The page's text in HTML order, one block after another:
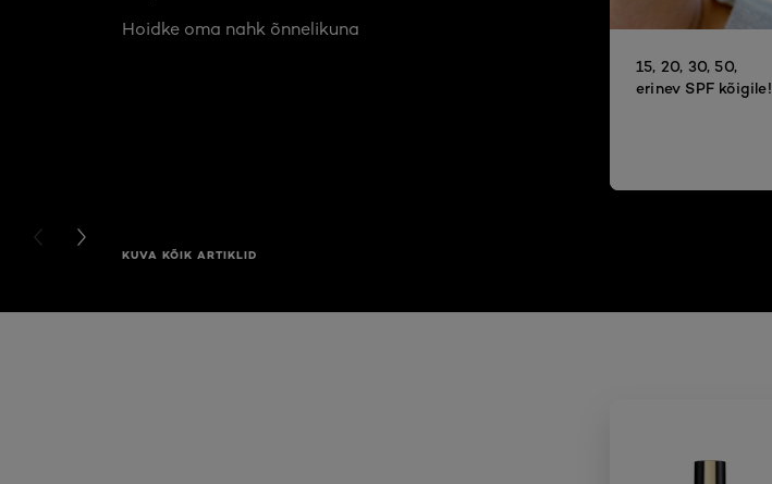
Hoidke oma nahk õnnelikuna
15, 20, 30, 50,
erinev SPF kõigile!
PREVIOUS CARD
NEXT CARD
KUVA KÕIK ARTIKLID